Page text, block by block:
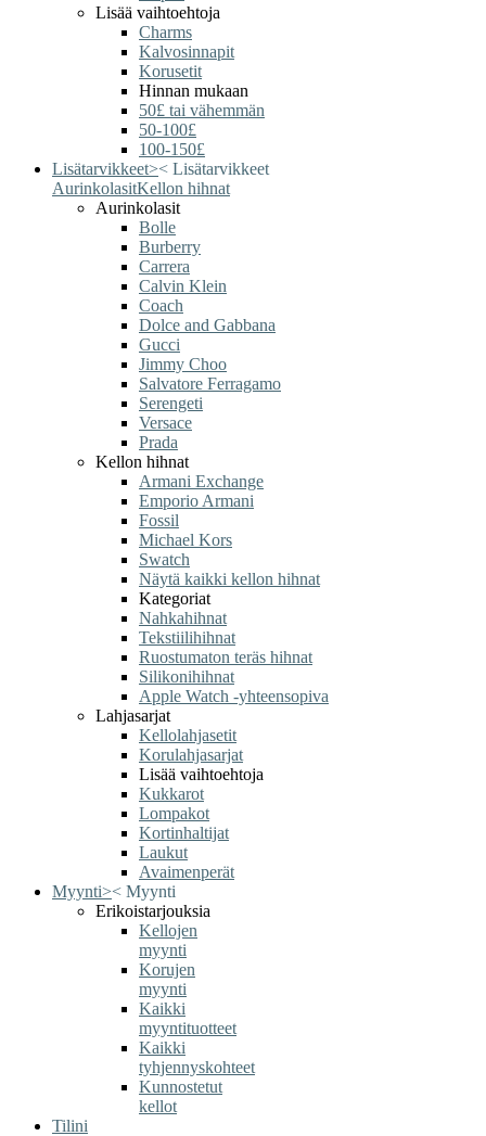
Lisää vaihtoehtoja
Charms
Kalvosinnapit
Korusetit
Hinnan mukaan
50£ tai vähemmän
50-100£
100-150£
Lisätarvikkeet>< Lisätarvikkeet
AurinkolasitKellon hihnat
Aurinkolasit
Bolle
Burberry
Carrera
Calvin Klein
Coach
Dolce and Gabbana
Gucci
Jimmy Choo
Salvatore Ferragamo
Serengeti
Versace
Prada
Kellon hihnat
Armani Exchange
Emporio Armani
Fossil
Michael Kors
Swatch
Näytä kaikki kellon hihnat
Kategoriat
Nahkahihnat
Tekstiilihihnat
Ruostumaton teräs hihnat
Silikonihihnat
Apple Watch -yhteensopiva
Lahjasarjat
Kellolahjasetit
Korulahjasarjat
Lisää vaihtoehtoja
Kukkarot
Lompakot
Kortinhaltijat
Laukut
Avaimenperät
Myynti>< Myynti
Erikoistarjouksia
Kellojen
myynti
Korujen
myynti
Kaikki
myyntituotteet
Kaikki
tyhjennyskohteet
Kunnostetut
kellot
Tilini